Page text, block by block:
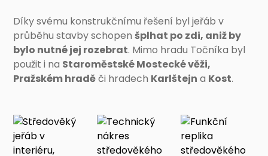
Díky svému konstrukčnímu řešení byl jeřáb v
průběhu stavby schopenšplhat po zdi, aniž by
bylo nutné jej rozebrat. Mimo hradu Točníka byl
použit i na Staroměstské Mostecké věži,
Pražském hraděči hradech Karlštejn a Kost.